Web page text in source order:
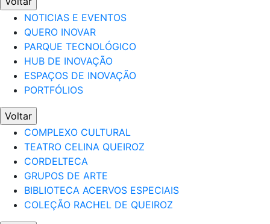
NOTICIAS E EVENTOS
QUERO INOVAR
PARQUE TECNOLÓGICO
HUB DE INOVAÇÃO
ESPAÇOS DE INOVAÇÃO
PORTFÓLIOS
Voltar
COMPLEXO CULTURAL
TEATRO CELINA QUEIROZ
CORDELTECA
GRUPOS DE ARTE
BIBLIOTECA ACERVOS ESPECIAIS
COLEÇÃO RACHEL DE QUEIROZ